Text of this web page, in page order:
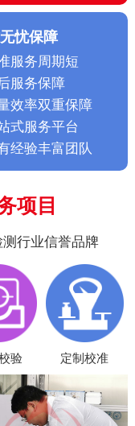
忧保障
服务周期短
服务保障
效率双重保障
式服务平台
经验丰富团队
项目
行业信誉品牌
验 定制校准